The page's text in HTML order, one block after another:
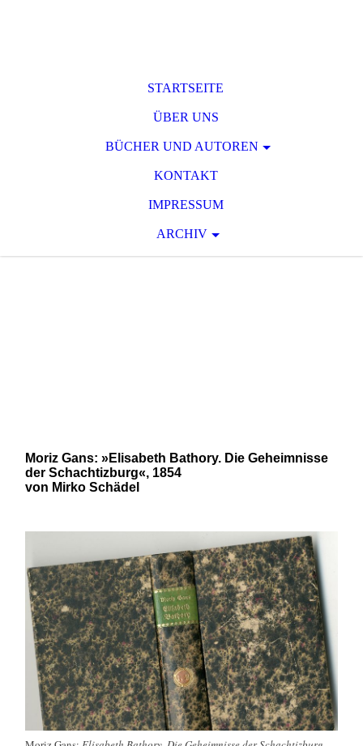
STARTSEITE
ÜBER UNS
BÜCHER UND AUTOREN
KONTAKT
IMPRESSUM
ARCHIV
Moriz Gans: »Elisabeth Bathory. Die Geheimnisse
der Schachtizburg«, 1854
von Mirko Schädel